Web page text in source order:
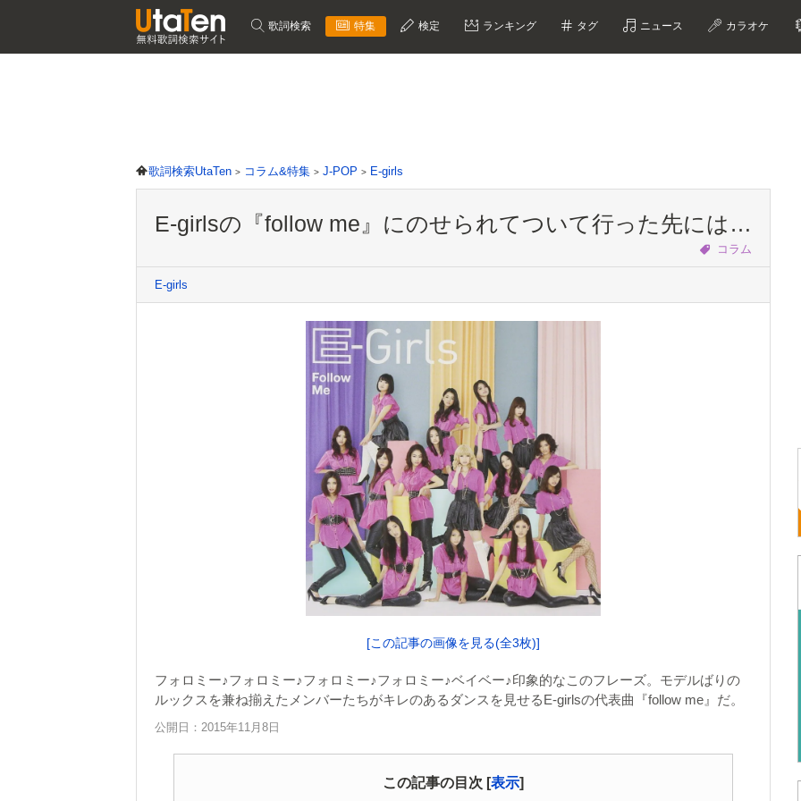
歌詞検索 特集 検定 ランキング タグ ニュース カラオケ
歌詞検索UtaTen コラム&特集 J-POP E-girls
E-girlsの『follow me』にのせられてついて行った先には…
コラム
E-girls
[この記事の画像を見る(全3枚)]
フォロミー♪フォロミー♪フォロミー♪フォロミー♪ベイベー♪印象的なこのフレーズ。モデルばりの
ルックスを兼ね揃えたメンバーたちがキレのあるダンスを見せるE-girlsの代表曲『follow me』だ。
公開日：2015年11月8日
この記事の目次 [表示]